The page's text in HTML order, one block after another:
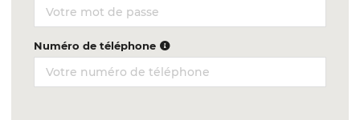
Numéro de téléphone